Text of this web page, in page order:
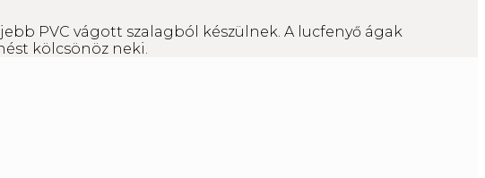
PVC vágott szalagból készülnek. A lucfenyő ágak
kölcsönöz neki.